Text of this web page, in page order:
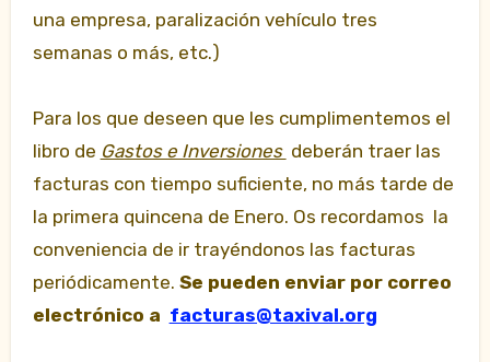
una empresa, paralización vehículo tres
semanas o más, etc.)
Para los que deseen que les cumplimentemos el
libro de Gastos e Inversiones deberán traer las
facturas con tiempo suficiente, no más tarde de
la primera quincena de Enero. Os recordamos la
conveniencia de ir trayéndonos las facturas
periódicamente. Se pueden enviar por correo
electrónico a facturas@taxival.org